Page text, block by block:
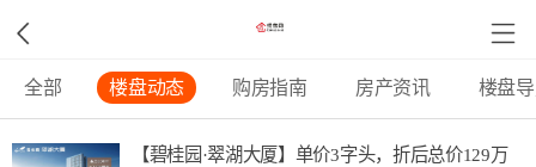
全部 楼盘动态 购房指南 房产资讯 楼盘
【碧桂园·翠湖大厦】单价3字头，折后总价129万